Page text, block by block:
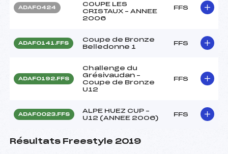
ADAF0424
COUPE LES
CRISTAUX – ANNEE
2006
FFS
ADAF0141.FFS
Coupe de Bronze
Belledonne 1
FFS
ADAF0192.FFS
Challenge du
Grésivaudan –
Coupe de Bronze
U12
FFS
ADAF0023.FFS
ALPE HUEZ CUP –
U12 (ANNEE 2006)
FFS
Résultats Freestyle 2019